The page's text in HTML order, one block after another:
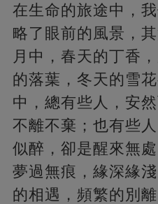
在生命的旅途中，
略了眼前的風景，
月中，春天的丁香
的落葉，冬天的雪
中，總有些人，安
不離不棄；也有些
似醉，卻是醒來無
夢過無痕，緣深緣
的相遇，頻繁的別